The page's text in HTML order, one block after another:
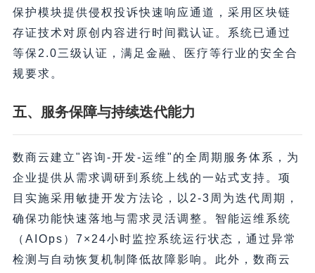
保护模块提供侵权投诉快速响应通道，采用区块链
存证技术对原创内容进行时间戳认证。系统已通过
等保2.0三级认证，满足金融、医疗等行业的安全合
规要求。
五、服务保障与持续迭代能力
数商云建立"咨询-开发-运维"的全周期服务体系，为
企业提供从需求调研到系统上线的一站式支持。项
目实施采用敏捷开发方法论，以2-3周为迭代周期，
确保功能快速落地与需求灵活调整。智能运维系统
（AIOps）7×24小时监控系统运行状态，通过异常
检测与自动恢复机制降低故障影响。此外，数商云